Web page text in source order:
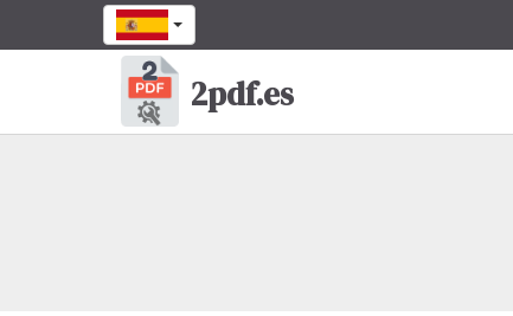
2pdf.es